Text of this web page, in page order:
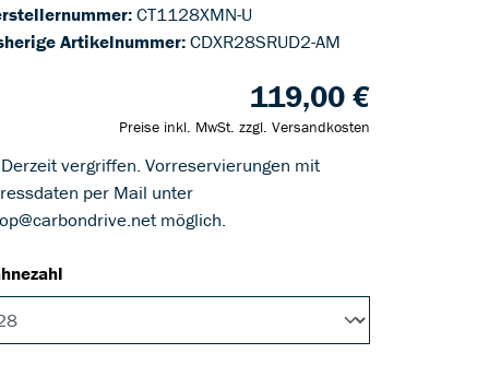
CT1128XMN-U
Artikelnummer:CDXR28SRUD2-AM
119,00 €
Preise inkl. MwSt. zzgl. Versandkosten
Derzeit vergriffen. Vorreservierungen mit
per Mail unter
möglich.